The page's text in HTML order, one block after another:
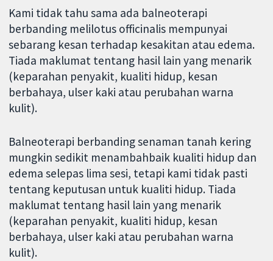
Kami tidak tahu sama ada balneoterapi
berbanding melilotus officinalis mempunyai
sebarang kesan terhadap kesakitan atau edema.
Tiada maklumat tentang hasil lain yang menarik
(keparahan penyakit, kualiti hidup, kesan
berbahaya, ulser kaki atau perubahan warna
kulit).
Balneoterapi berbanding senaman tanah kering
mungkin sedikit menambahbaik kualiti hidup dan
edema selepas lima sesi, tetapi kami tidak pasti
tentang keputusan untuk kualiti hidup. Tiada
maklumat tentang hasil lain yang menarik
(keparahan penyakit, kualiti hidup, kesan
berbahaya, ulser kaki atau perubahan warna
kulit).